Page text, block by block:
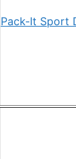
Pack-It Sport